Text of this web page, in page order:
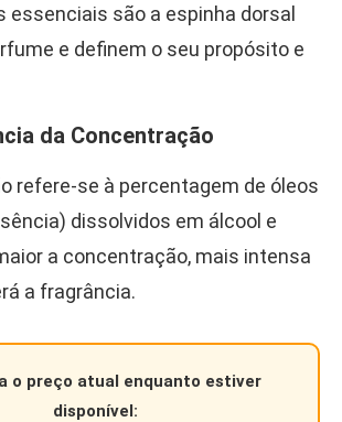
são a espinha dorsal
e definem o seu propósito e
da Concentração
refere-se à percentagem de óleos
dissolvidos em álcool e
a concentração, mais intensa
a fragrância.
o preço atual enquanto estiver
disponível: